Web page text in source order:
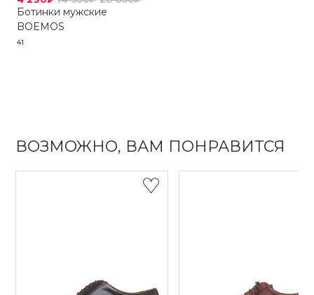
Ботинки мужские
BOEMOS
41
ВОЗМОЖНО, ВАМ ПОНРАВИТСЯ